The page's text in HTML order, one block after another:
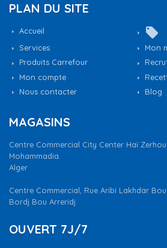
PLAN DU SITE
Accueil local_offer
Services
Mon
Produits Carrefour
Mon compte
Nous contacter
Blog
MAGASINS
Centre Commercial City Center Haï
Mohammadia.
Alger
Centre Commercial, Rue Aribi Lakhdar
Bordj Bou Arreridj
OUVERT 7J/7